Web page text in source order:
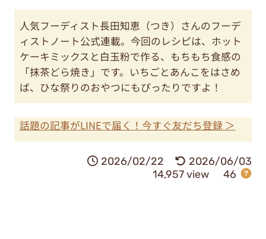
人気フーディスト長田知恵（つき）さんのフーデ
ィストノート公式連載。今回のレシピは、ホット
ケーキミックスと白玉粉で作る、もちもち食感の
「抹茶どら焼き」です。いちごとあんこをはさめ
ば、ひな祭りのおやつにもぴったりですよ！
話題の記事がLINEで届く！今すぐ友だち登録 ＞
2026/02/22
2026/06/03
14,957 view
46